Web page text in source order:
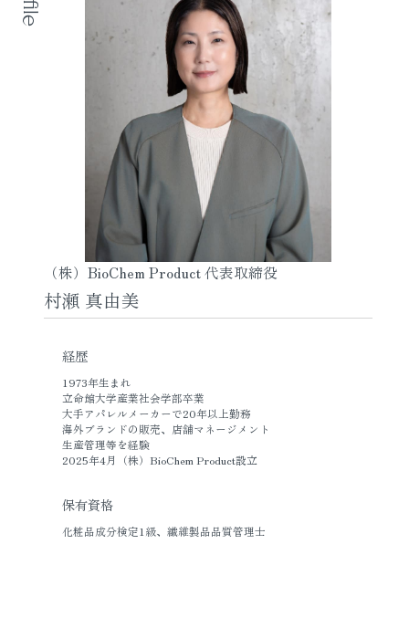
（株）BioChem Product 代表取締役
村瀬 真由美
経歴
1973年生まれ
立命館大学産業社会学部卒業
大手アパレルメーカーで20年以上勤務
海外ブランドの販売、店舗マネージメント
生産管理等を経験
2025年4月（株）BioChem Product設立
保有資格
化粧品成分検定1級、繊維製品品質管理士